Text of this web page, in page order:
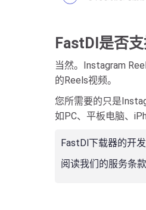
FastDl是否
当然。Instagram
的Reels视频。
您所需要的只是
如PC、平板电脑、
FastDl下载器的开
阅读我们的服务条款